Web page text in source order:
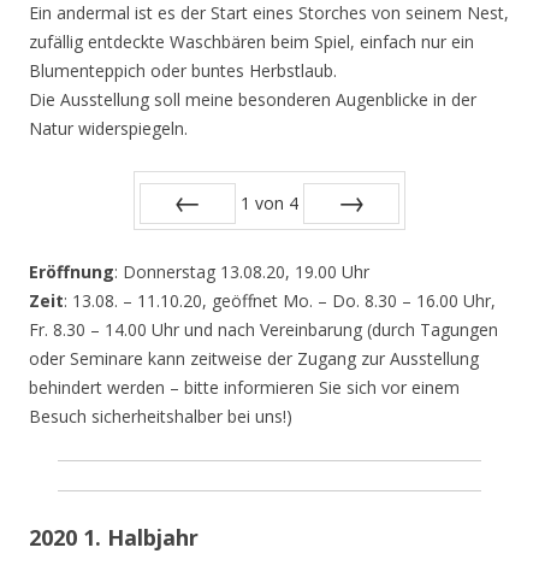
Ein andermal ist es der Start eines Storches von seinem Nest,
zufällig entdeckte Waschbären beim Spiel, einfach nur ein
Blumenteppich oder buntes Herbstlaub.
Die Ausstellung soll meine besonderen Augenblicke in der
Natur widerspiegeln.
1 von 4
Eröffnung: Donnerstag 13.08.20, 19.00 Uhr
Zeit: 13.08. – 11.10.20, geöffnet Mo. – Do. 8.30 – 16.00 Uhr,
Fr. 8.30 – 14.00 Uhr und nach Vereinbarung (durch Tagungen
oder Seminare kann zeitweise der Zugang zur Ausstellung
behindert werden – bitte informieren Sie sich vor einem
Besuch sicherheitshalber bei uns!)
2020 1. Halbjahr